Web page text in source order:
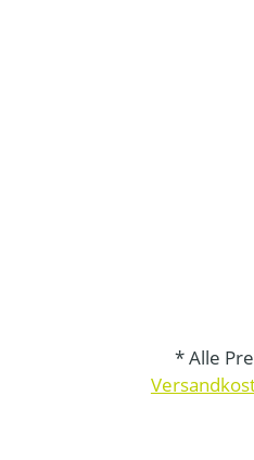
* Alle